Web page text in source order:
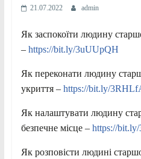
21.07.2022 admin
Як заспокоїти людину
– https://bit.ly/3uUUpQH
Як переконати людину
укриття – https://bit.ly/
Як налаштувати людину
безпечне місце – https://
Як розповісти людині